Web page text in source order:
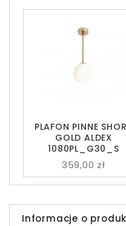
PLAFON PINNE
GOLD ALDEX
1080PL_G30_S
359,00 zł
Informacje o